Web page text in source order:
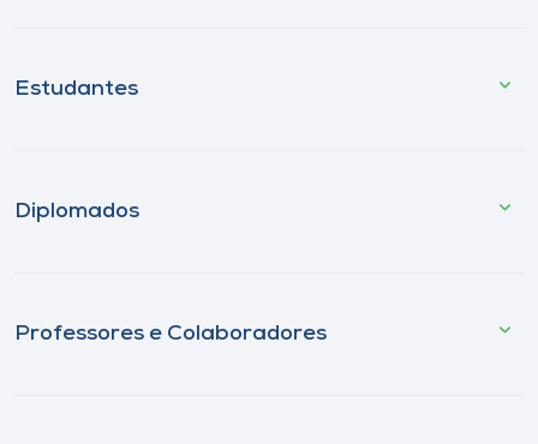
Estudantes
Diplomados
Professores e Colaboradores